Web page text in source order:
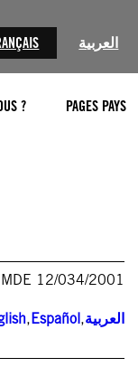
العربية
? PAGES PAYS
12/034/2001
,Español,العربية